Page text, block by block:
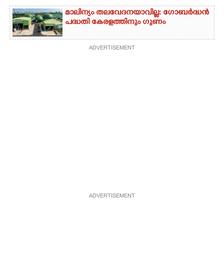
മാലിന്യം തലവേദനയാവില്ല: ഗോബർദ്ധൻ
പദ്ധതി കേരളത്തിനും ഗുണം
ADVERTISEMENT
ADVERTISEMENT